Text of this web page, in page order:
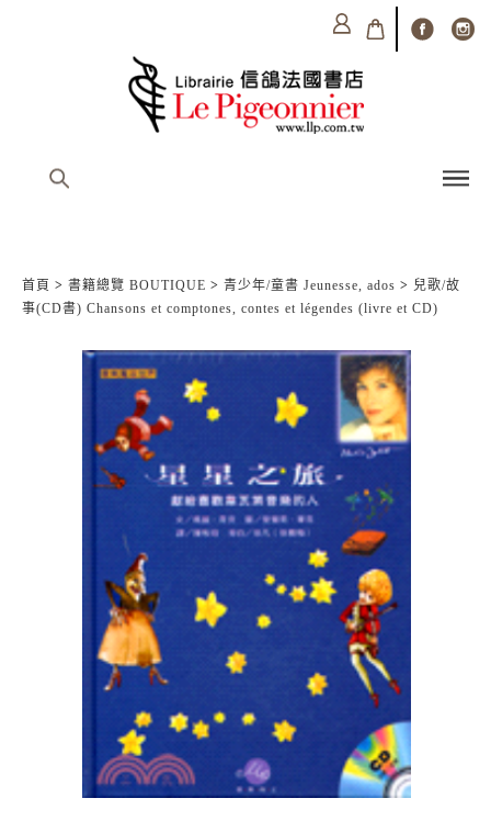
首頁 > 書籍總覽 BOUTIQUE > 青少年/童書 Jeunesse, ados > 兒歌/故
事(CD書) Chansons et comptones, contes et légendes (livre et CD)